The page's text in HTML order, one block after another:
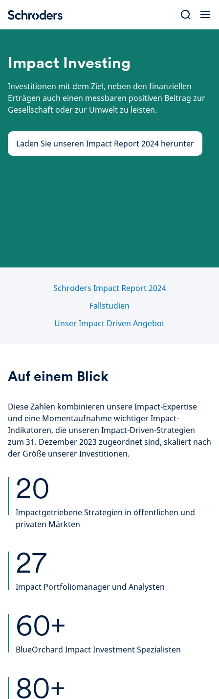
content
Impact Investing
Investitionen mit dem Ziel, neben den finanziellen
Erträgen auch einen messbaren positiven Beitrag zur
Gesellschaft oder zur Umwelt zu leisten.
Laden Sie unseren Impact Report 2024 herunter
Schroders Impact Report 2024
Fallstudien
Unser Impact Driven Angebot
Auf einem Blick
Diese Zahlen kombinieren unsere Impact-Expertise
und eine Momentaufnahme wichtiger Impact-
Indikatoren, die unseren Impact-Driven-Strategien
zum 31. Dezember 2023 zugeordnet sind, skaliert nach
der Größe unserer Investitionen.
20
Impactgetriebene Strategien in öffentlichen und
privaten Märkten
27
Impact Portfoliomanager und Analysten
60+
BlueOrchard Impact Investment Spezialisten
80+